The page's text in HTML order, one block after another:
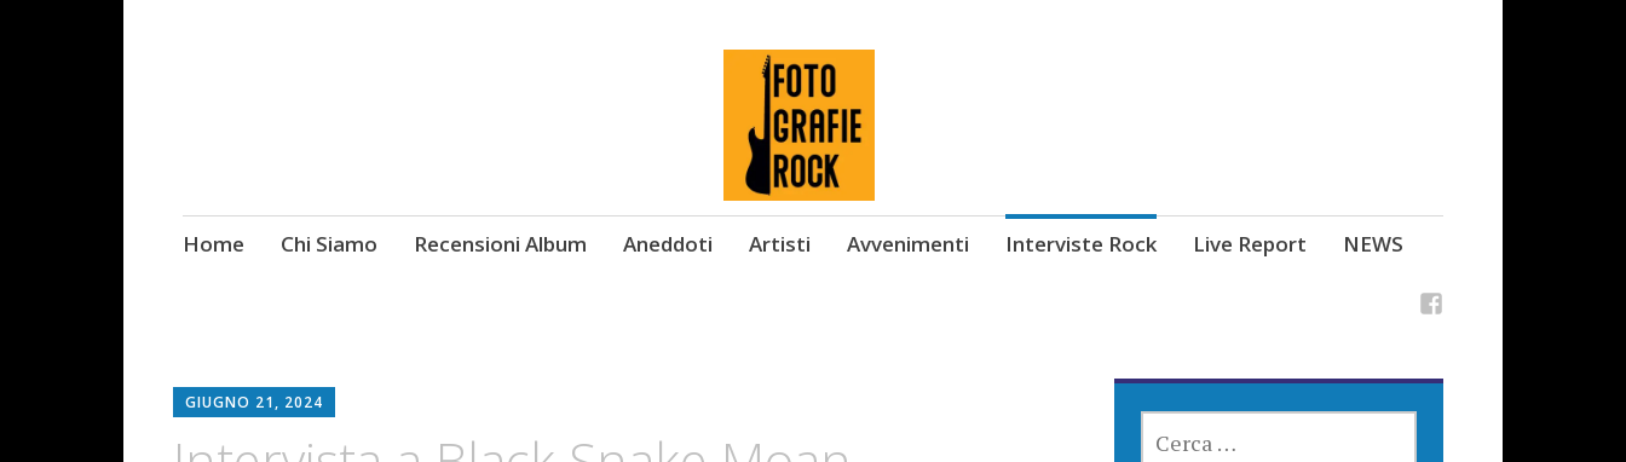
Skip
Home Chi Siamo Recensioni Album Aneddoti Artisti Avvenimenti Interviste Rock Live Report NEWS
GIUGNO 21, 2024
PER: